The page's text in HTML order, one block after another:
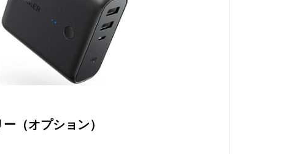
（オプション）